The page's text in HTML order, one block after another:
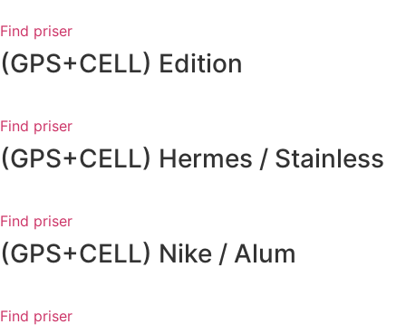
Find priser
(GPS+CELL) Edition
Find priser
(GPS+CELL) Hermes / Stainless
Find priser
(GPS+CELL) Nike / Alum
Find priser